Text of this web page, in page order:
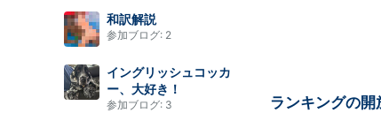
和訳解説
参加ブログ: 2
イングリッシュコッカ
ー、大好き！
参加ブログ: 3 ランキングの開